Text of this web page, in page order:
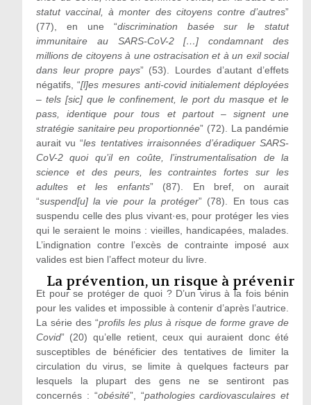
statut vaccinal, à monter des citoyens contre d’autres”
(77), en une “discrimination basée sur le statut
immunitaire au SARS-CoV-2 […] condamnant des
millions de citoyens à une ostracisation et à un exil social
dans leur propre pays” (53). Lourdes d’autant d’effets
négatifs, “[l]es mesures anti-covid initialement déployées
– tels [sic] que le confinement, le port du masque et le
pass, identique pour tous et partout – signent une
stratégie sanitaire peu proportionnée” (72). La pandémie
aurait vu “les tentatives irraisonnées d’éradiquer SARS-
CoV-2 quoi qu’il en coûte, l’instrumentalisation de la
science et des peurs, les contraintes fortes sur les
adultes et les enfants” (87). En bref, on aurait
“suspend[u] la vie pour la protéger” (78). En tous cas
suspendu celle des plus vivant·es, pour protéger les vies
qui le seraient le moins : vieilles, handicapées, malades.
L’indignation contre l’excès de contrainte imposé aux
valides est bien l’affect moteur du livre.
La prévention, un risque à prévenir
Et pour se protéger de quoi ? D’un virus à la fois bénin
pour les valides et impossible à contenir d’après l’autrice.
La série des “profils les plus à risque de forme grave de
Covid” (20) qu’elle retient, ceux qui auraient donc été
susceptibles de bénéficier des tentatives de limiter la
circulation du virus, se limite à quelques facteurs par
lesquels la plupart des gens ne se sentiront pas
concernés : “obésité”, “pathologies cardiovasculaires et